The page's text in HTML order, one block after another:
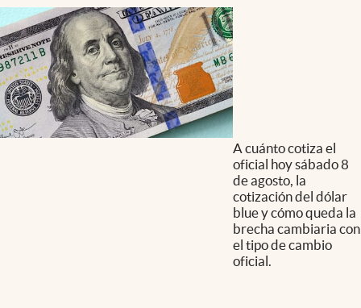
A cuánto cotiza el
oficial hoy sábado 8
de agosto, la
cotización del dólar
blue y cómo queda la
brecha cambiaria con
el tipo de cambio
oficial.